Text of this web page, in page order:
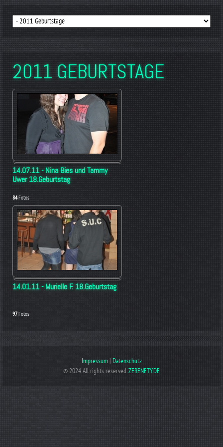
2011 GEBURTSTAGE
14.07.11 - Nina Bies und Tammy
Uwer 18.Geburtstag
84Fotos
14.01.11 - Murielle F. 18.Geburtstag
97Fotos
Impressum|
Datenschutz
© 2024 All rights reserved.ZERENETY.DE